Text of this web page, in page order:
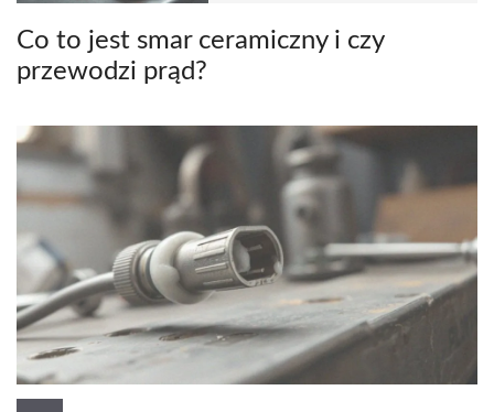
Co to jest smar ceramiczny i czy
przewodzi prąd?